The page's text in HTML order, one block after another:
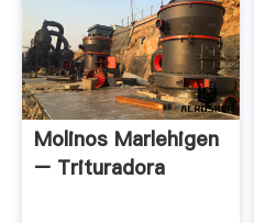
Molinos Marlehigen
– Trituradora